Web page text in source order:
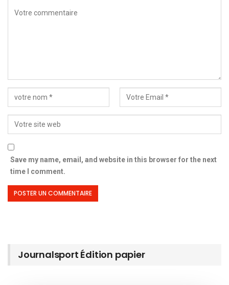
Save my name, email, and website in this browser for the next
time I comment.
Journalsport Édition papier